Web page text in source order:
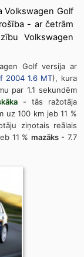
Volkswagen Golf
- ar četrām
Volkswagen
Golf versija ar
2004 1.6 MT), kura
par 1.1 sekundēm
- tās ražotāja
100 km jeb 11 %
ziņotais reālais
11 % mazāks- 7.7